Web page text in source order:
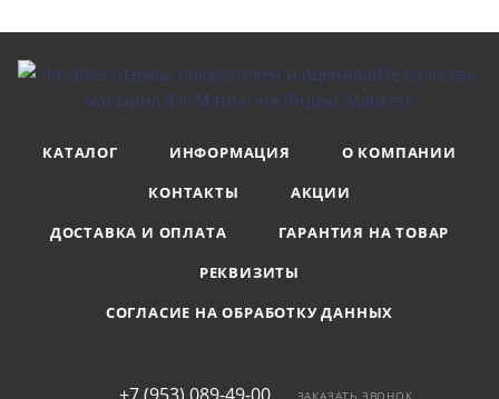
КАТАЛОГ ИНФОРМАЦИЯ
О КОМПАНИИ
КОНТАКТЫ
АКЦИИ
ДОСТАВКА И ОПЛАТА
ГАРАНТИЯ НА ТОВАР
РЕКВИЗИТЫ
СОГЛАСИЕ НА ОБРАБОТКУ ДАННЫХ
ЗАКАЗАТЬ ЗВОНОК